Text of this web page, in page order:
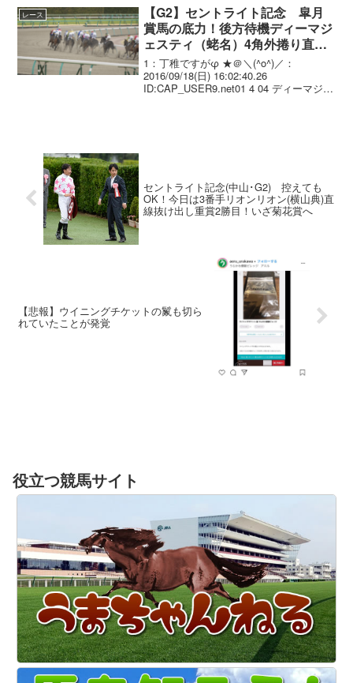
セントライト記念・Ｇ２（９月...
レース
【G2】セントライト記念 皐月
賞馬の底力！後方待機ディーマジ
ェスティ（蛯名）4角外捲り直線
叩き合いを制し菊花賞へ！
1：丁稚ですがφ ★＠＼(^o^)／：
2016/09/18(日) 16:02:40.26
ID:CAP_USER9.net01 4 04 ディーマジェ
セントライト記念(中山･G2) 控えても
OK！今日は3番手リオンリオン(横山典)直
線抜け出し重賞2勝目！いざ菊花賞へ
【悲報】ウイニングチケットの鬣も切ら
れていたことが発覚
役立つ競馬サイト